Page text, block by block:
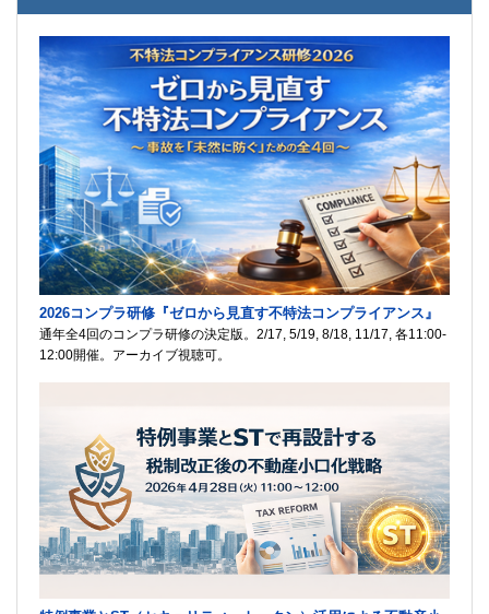
2026コンプラ研修『ゼロから見直す不特法コンプライアンス』
通年全4回のコンプラ研修の決定版。2/17, 5/19, 8/18, 11/17, 各11:00-
12:00開催。アーカイブ視聴可。